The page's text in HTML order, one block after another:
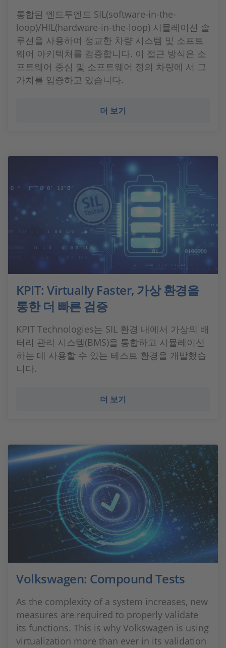
통합된 엔드투엔드 SIL(software-in-the-
loop)/HIL(hardware-in-the-loop) 시뮬레이션 솔
루션을 사용하여 정교한 차량 시스템 및 소프트
웨어 아키텍처를 검증합니다. 이 접근 방식은 소
프트웨어 중심 및 소프트웨어 정의 차량에 서 그
가치를 입증하고 있습니다.
더 보기
KPIT: Virtually Faster, 가상 환경을
통한 더 빠른 검증
KPIT Technologies는 SIL 환경 내에서 가상의 배
터리 관리 시스템(BMS)을 통합하고 시뮬레이션
하는 데 사용할 수 있는 테스트 환경을 개발했습
니다.
더 보기
Volkswagen: Compound Tests
As the complexity of a system increases, new
measures are required to properly validate
its functions. This is why Volkswagen is using
virtualization more than ever in its validation